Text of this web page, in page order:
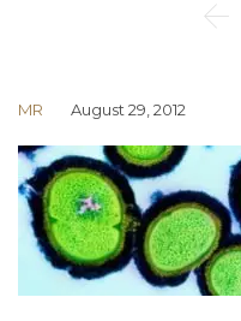

MR August 29, 2012